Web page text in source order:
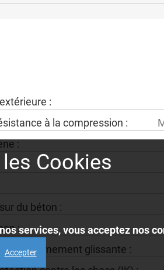
:
à la compression :
:
du béton :
:
extrêmement glissante :
Cookies
services, vous acceptez nos
Accepter